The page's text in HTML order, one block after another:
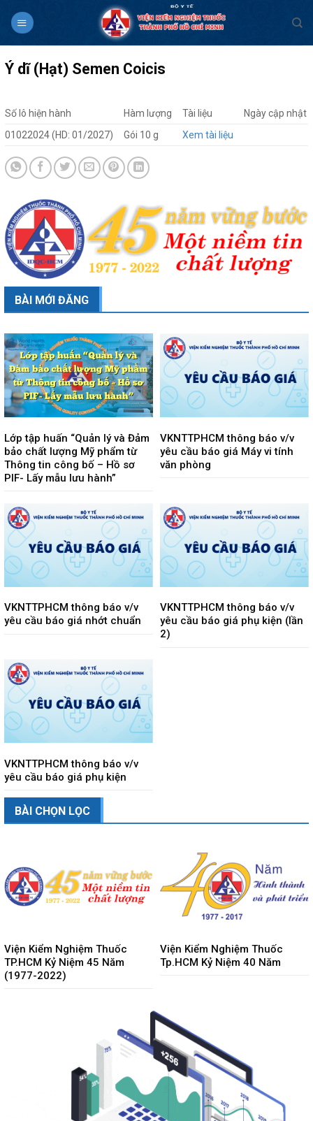
Ý dĩ (Hạt) Semen Coicis
Số lô hiện hành Hàm lượng Tài liệu
Ngày cập nhật
01022024 (HD: 01/2027)
Gói 10 g Xem tài liệu
BÀI MỚI ĐĂNG
Lớp tập huấn “Quản lý và Đảm
bảo chất lượng Mỹ phẩm từ
Thông tin công bố – Hồ sơ
PIF- Lấy mẫu lưu hành”
VKNTTPHCM thông báo v/v
yêu cầu báo giá Máy vi tính
văn phòng
VKNTTPHCM thông báo v/v
yêu cầu báo giá nhớt chuẩn
VKNTTPHCM thông báo v/v
yêu cầu báo giá phụ kiện (lần
2)
VKNTTPHCM thông báo v/v
yêu cầu báo giá phụ kiện
BÀI CHỌN LỌC
Viện Kiểm Nghiệm Thuốc
TP.HCM Kỷ Niệm 45 Năm
(1977-2022)
Viện Kiểm Nghiệm Thuốc
Tp.HCM Kỷ Niệm 40 Năm